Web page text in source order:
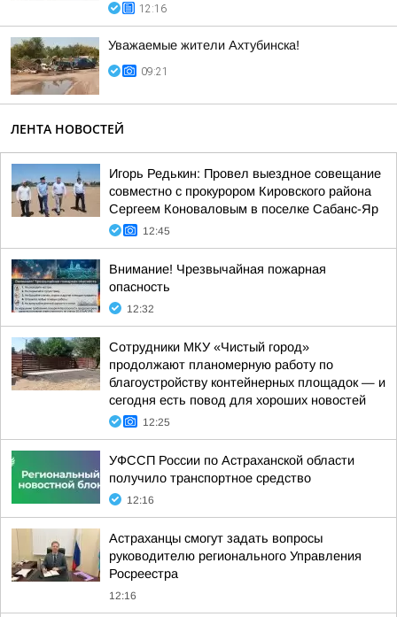
12:16
Уважаемые жители Ахтубинска!
09:21
ЛЕНТА НОВОСТЕЙ
Игорь Редькин: Провел выездное совещание
совместно с прокурором Кировского района
Сергеем Коноваловым в поселке Сабанс-Яр
12:45
Внимание! Чрезвычайная пожарная
опасность
12:32
Сотрудники МКУ «Чистый город»
продолжают планомерную работу по
благоустройству контейнерных площадок — и
сегодня есть повод для хороших новостей
12:25
УФССП России по Астраханской области
получило транспортное средство
12:16
Астраханцы смогут задать вопросы
руководителю регионального Управления
Росреестра
12:16